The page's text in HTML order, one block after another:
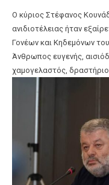
Ο κύριος Στέφανος
ανιδιοτέλειας ήταν
Γονέων και Κηδεμόνων
Άνθρωπος ευγενής,
χαμογελαστός,